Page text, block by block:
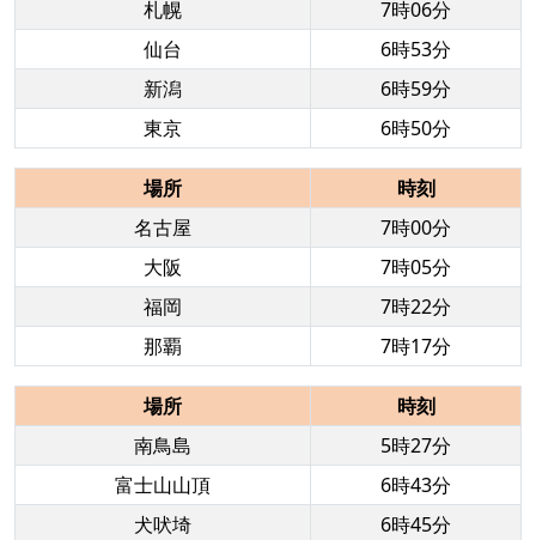
札幌
7時06分
仙台
6時53分
新潟
6時59分
東京
6時50分
場所
時刻
名古屋
7時00分
大阪
7時05分
福岡
7時22分
那覇
7時17分
場所
時刻
南鳥島
5時27分
富士山山頂
6時43分
犬吠埼
6時45分